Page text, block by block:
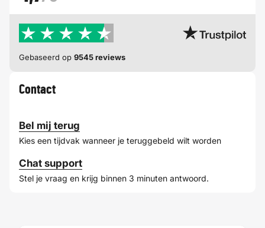
Gebaseerd op 9545 reviews
Contact
Bel mij terug
Kies een tijdvak wanneer je teruggebeld wilt worden
Chat support
Stel je vraag en krijg binnen 3 minuten antwoord.